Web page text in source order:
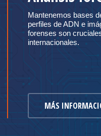
Mantenemos bases
perfiles de ADN e
forenses son
internacionales.
MÁS